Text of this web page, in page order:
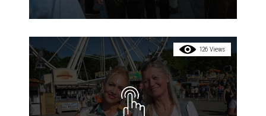
126 Views